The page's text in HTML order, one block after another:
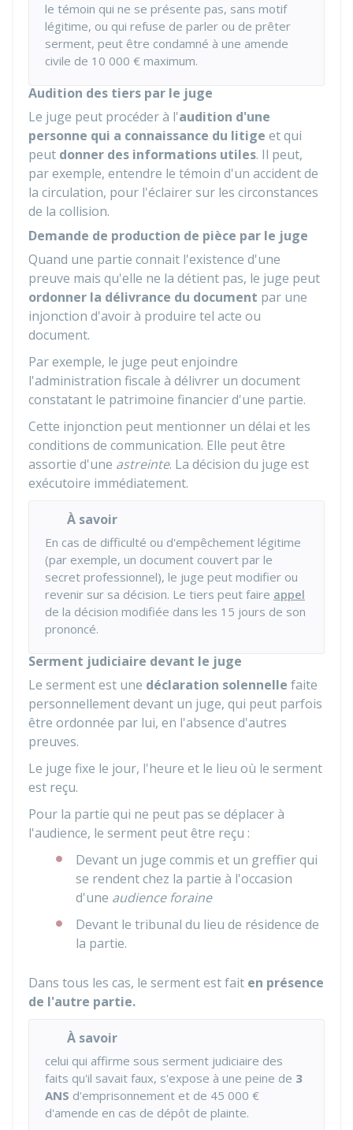
le témoin qui ne se présente pas, sans motif
légitime, ou qui refuse de parler ou de prêter
serment, peut être condamné à une amende
civile de 10 000 € maximum.
Audition des tiers par le juge
Le juge peut procéder à l'audition d'une
personne qui a connaissance du litige et qui
peut donner des informations utiles. Il peut,
par exemple, entendre le témoin d'un accident de
la circulation, pour l'éclairer sur les circonstances
de la collision.
Demande de production de pièce par le juge
Quand une partie connait l'existence d'une
preuve mais qu'elle ne la détient pas, le juge peut
ordonner la délivrance du document par une
injonction d'avoir à produire tel acte ou
document.
Par exemple, le juge peut enjoindre
l'administration fiscale à délivrer un document
constatant le patrimoine financier d'une partie.
Cette injonction peut mentionner un délai et les
conditions de communication. Elle peut être
assortie d'une astreinte. La décision du juge est
exécutoire immédiatement.
À savoir
En cas de difficulté ou d'empêchement légitime
(par exemple, un document couvert par le
secret professionnel), le juge peut modifier ou
revenir sur sa décision. Le tiers peut faire appel
de la décision modifiée dans les 15 jours de son
prononcé.
Serment judiciaire devant le juge
Le serment est une déclaration solennelle faite
personnellement devant un juge, qui peut parfois
être ordonnée par lui, en l'absence d'autres
preuves.
Le juge fixe le jour, l'heure et le lieu où le serment
est reçu.
Pour la partie qui ne peut pas se déplacer à
l'audience, le serment peut être reçu :
Devant un juge commis et un greffier qui
se rendent chez la partie à l'occasion
d'une audience foraine
Devant le tribunal du lieu de résidence de
la partie.
Dans tous les cas, le serment est fait en présence
de l'autre partie.
À savoir
celui qui affirme sous serment judiciaire des
faits qu'il savait faux, s'expose à une peine de 3
ANS d'emprisonnement et de 45 000 €
d'amende en cas de dépôt de plainte.